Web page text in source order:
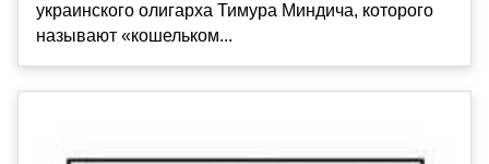
украинского олигарха Тимура Миндича, которого
называют «кошельком...